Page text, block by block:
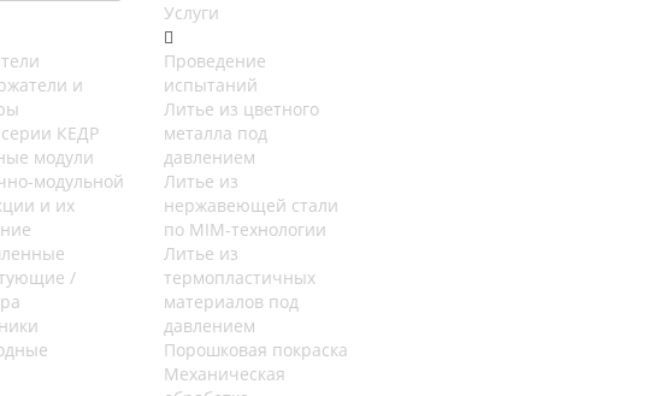
и
КЕДР
модули
модульной
и их
/
Услуги
Проведение
испытаний
Литье из цветного
металла под
давлением
Литье из
нержавеющей стали
по MIM-технологии
Литье из
термопластичных
материалов под
давлением
Порошковая покраска
Механическая